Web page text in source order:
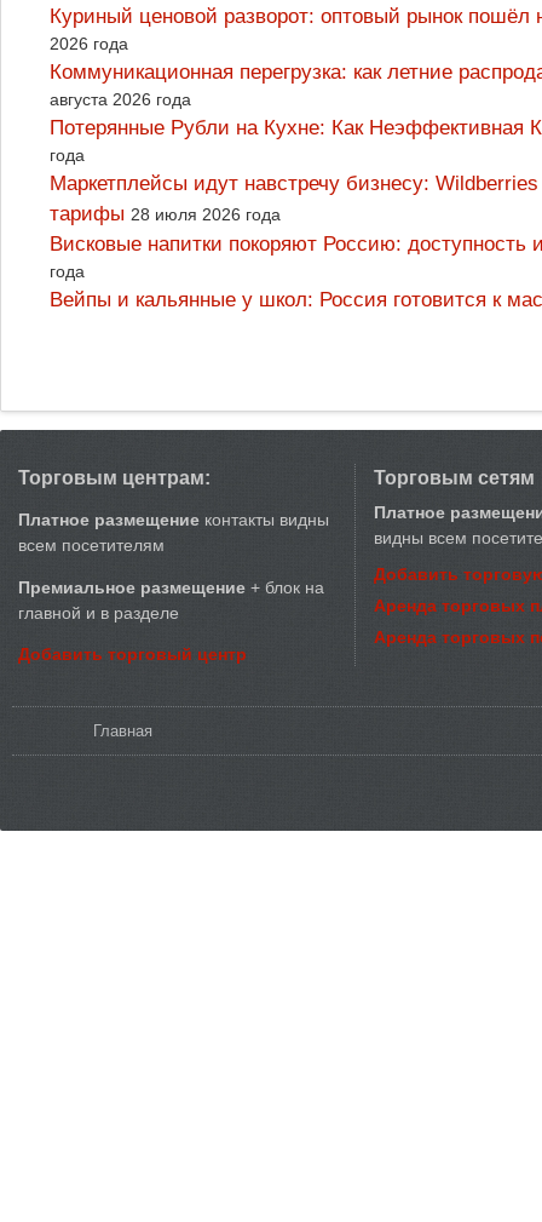
Куриный ценовой разворот: оптовый рынок
2026 года
Коммуникационная перегрузка: как летние
августа 2026 года
Потерянные Рубли на Кухне: Как
года
Маркетплейсы идут навстречу бизнесу:
тарифы 28 июля 2026 года
Висковые напитки покоряют Россию:
года
Вейпы и кальянные у школ: Россия готовится к
Торговым центрам:
Платное размещение контакты видны
всем посетителям
Премиальное размещение + блок на
главной и в разделе
Добавить торговый центр
Торговым сетям
Платное
видны всем
Добавить
Аренда торговых
Аренда торговых
Главная